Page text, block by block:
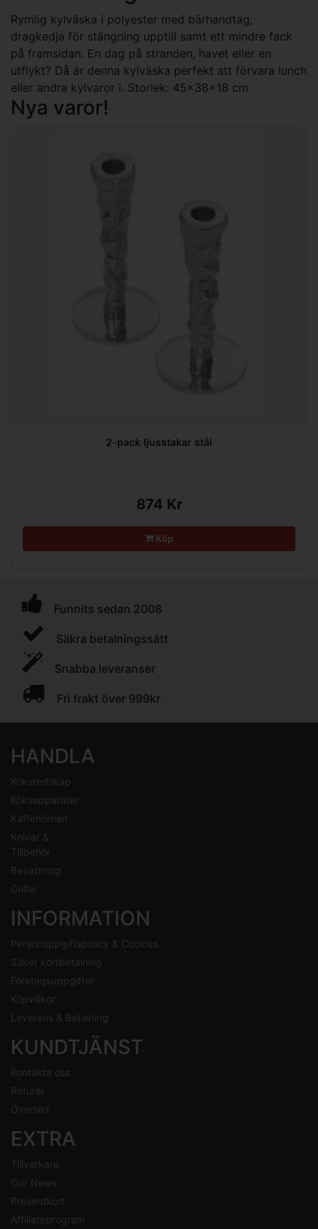
Rymlig kylväska i polyester med bärhandtag,
dragkedja för stängning upptill samt ett mindre fack
på framsidan. En dag på stranden, havet eller en
utflykt? Då är denna kylväska perfekt att förvara lunch
eller andra kylvaror i. Storlek: 45x38x18 cm
Nya varor!
2-pack ljusstakar stål
874 Kr
Köp
Funnits sedan 2008
Säkra betalningssätt
Snabba leveranser
Fri frakt över 999kr
HANDLA
Köksredskap
Köksapparater
Kaffehörnan
Knivar &
Tillbehör
Bevattning
Grillar
INFORMATION
Personuppgiftspolicy & Cookies
Säker kortbetalning
Företagsuppgifter
Köpvillkor
Leverans & Betalning
KUNDTJÄNST
Kontakta oss
Returer
Översikt
EXTRA
Tillverkare
Our News
Presentkort
Affiliateprogram